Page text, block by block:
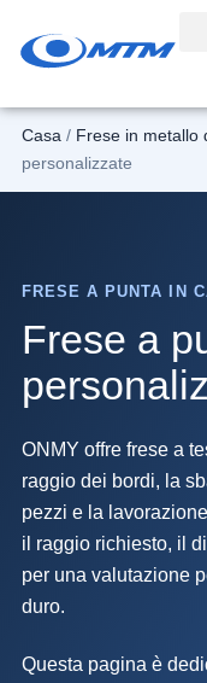
Casa / Frese in metallo
personalizzate
FRESE A PUNTA IN
Frese a
ONMY offre frese a
raggio dei bordi, la
pezzi e la
il raggio richiesto, il
per una valutazione
duro.
Questa pagina è